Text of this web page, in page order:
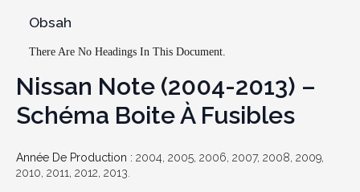
Obsah
There Are No Headings In This Document.
Nissan Note (2004-2013) –
Schéma Boite À Fusibles
Année De Production : 2004, 2005, 2006, 2007, 2008, 2009,
2010, 2011, 2012, 2013.